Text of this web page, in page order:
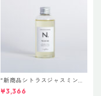
“新商品シトラスジャスミン入
荷” N. ポリッシュオイル NE
¥3,366